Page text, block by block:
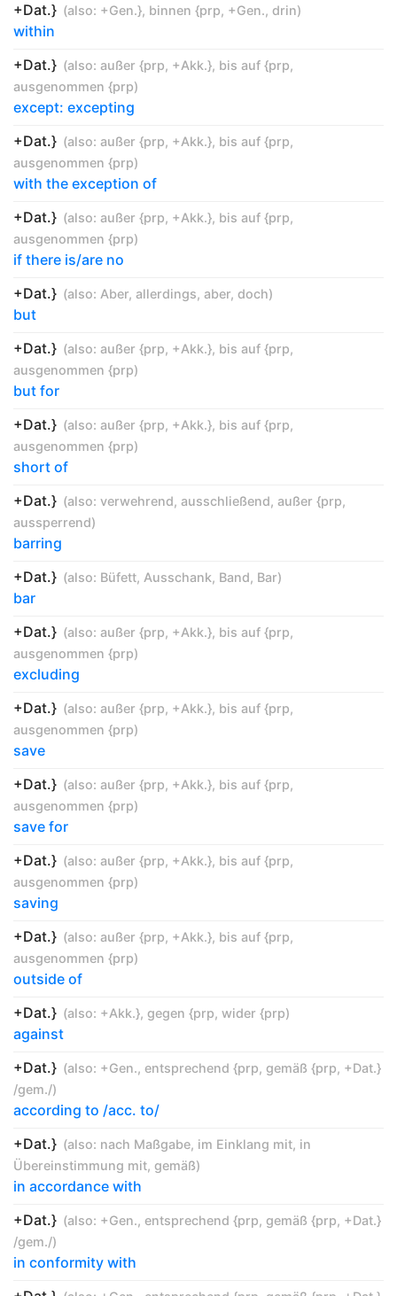
+Dat.} (also: +Gen.}, binnen {prp, +Gen., drin)
within
+Dat.} (also: außer {prp, +Akk.}, bis auf {prp,
ausgenommen {prp)
except: excepting
+Dat.} (also: außer {prp, +Akk.}, bis auf {prp,
ausgenommen {prp)
with the exception of
+Dat.} (also: außer {prp, +Akk.}, bis auf {prp,
ausgenommen {prp)
if there is/are no
+Dat.} (also: Aber, allerdings, aber, doch)
but
+Dat.} (also: außer {prp, +Akk.}, bis auf {prp,
ausgenommen {prp)
but for
+Dat.} (also: außer {prp, +Akk.}, bis auf {prp,
ausgenommen {prp)
short of
+Dat.} (also: verwehrend, ausschließend, außer {prp,
aussperrend)
barring
+Dat.} (also: Büfett, Ausschank, Band, Bar)
bar
+Dat.} (also: außer {prp, +Akk.}, bis auf {prp,
ausgenommen {prp)
excluding
+Dat.} (also: außer {prp, +Akk.}, bis auf {prp,
ausgenommen {prp)
save
+Dat.} (also: außer {prp, +Akk.}, bis auf {prp,
ausgenommen {prp)
save for
+Dat.} (also: außer {prp, +Akk.}, bis auf {prp,
ausgenommen {prp)
saving
+Dat.} (also: außer {prp, +Akk.}, bis auf {prp,
ausgenommen {prp)
outside of
+Dat.} (also: +Akk.}, gegen {prp, wider {prp)
against
+Dat.} (also: +Gen., entsprechend {prp, gemäß {prp, +Dat.}
/gem./)
according to /acc. to/
+Dat.} (also: nach Maßgabe, im Einklang mit, in
Übereinstimmung mit, gemäß)
in accordance with
+Dat.} (also: +Gen., entsprechend {prp, gemäß {prp, +Dat.}
/gem./)
in conformity with